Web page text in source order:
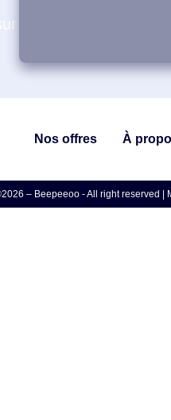
Nos offres À
– Beepeeoo - All right reserved |